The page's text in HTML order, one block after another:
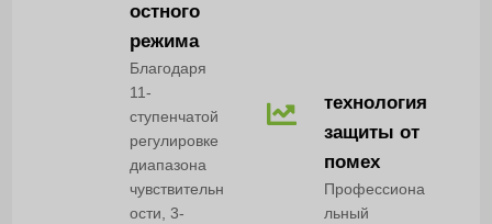
остного
режима
Благодаря
11-
ступенчатой
регулировке
диапазона
чувствительн
ости, 3-
технология
защиты от
помех
Профессиона
льный